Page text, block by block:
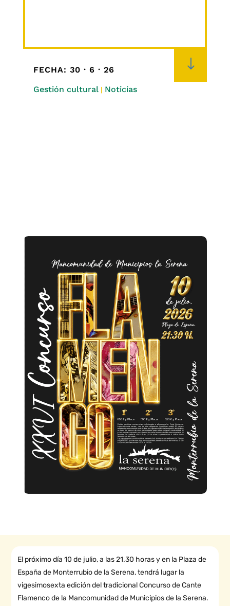
"
FECHA: 30 · 6 · 26
Gestión cultural| Noticias
El próximo día 10 de julio, a las 21.30 horas y en la Plaza de
España de Monterrubio de la Serena, tendrá lugar la
vigesimosexta edición del tradicional Concurso de Cante
Flamenco de la Mancomunidad de Municipios de la Serena.